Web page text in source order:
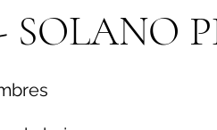
SOLANO